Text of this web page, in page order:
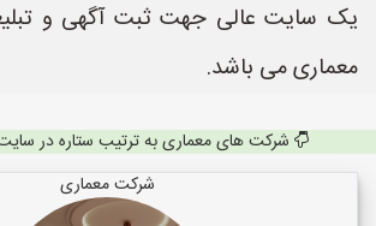
یک سایت عالی جهت ثبت آگهی و
معماری می باشد.
شرکت های معماری به ترتیب ستاره در
شرکت معماری